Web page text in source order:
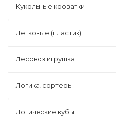
Кукольные кроватки
Легковые (пластик)
Лесовоз игрушка
Логика, сортеры
Логические кубы